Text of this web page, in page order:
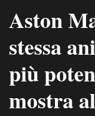
Aston
stessa
più
mostra